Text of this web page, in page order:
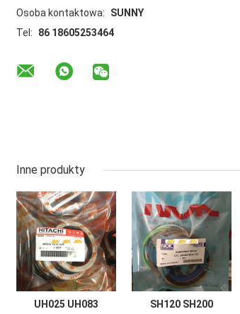
Osoba kontaktowa:
SUNNY
Tel:
86 18605253464
Inne produkty
UH025 UH083
SH120 SH200